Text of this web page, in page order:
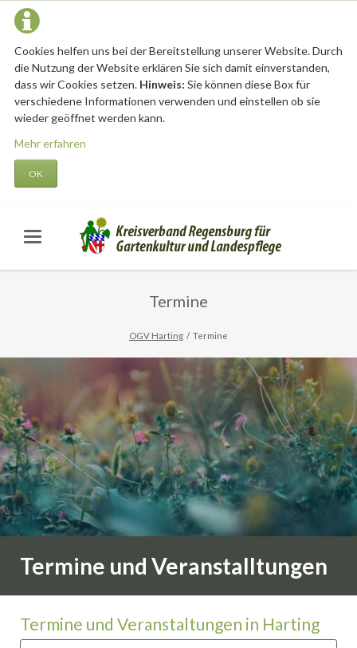
Cookies helfen uns bei der Bereitstellung unserer Website. Durch
die Nutzung der Website erklären Sie sich damit einverstanden,
dass wir Cookies setzen. Hinweis: Sie können diese Box für
verschiedene Informationen verwenden und einstellen ob sie
wieder geöffnet werden kann.
Mehr erfahren
OK
Termine
OGV Harting Termine
Termine und Veranstalltungen
Termine und Veranstaltungen in Harting